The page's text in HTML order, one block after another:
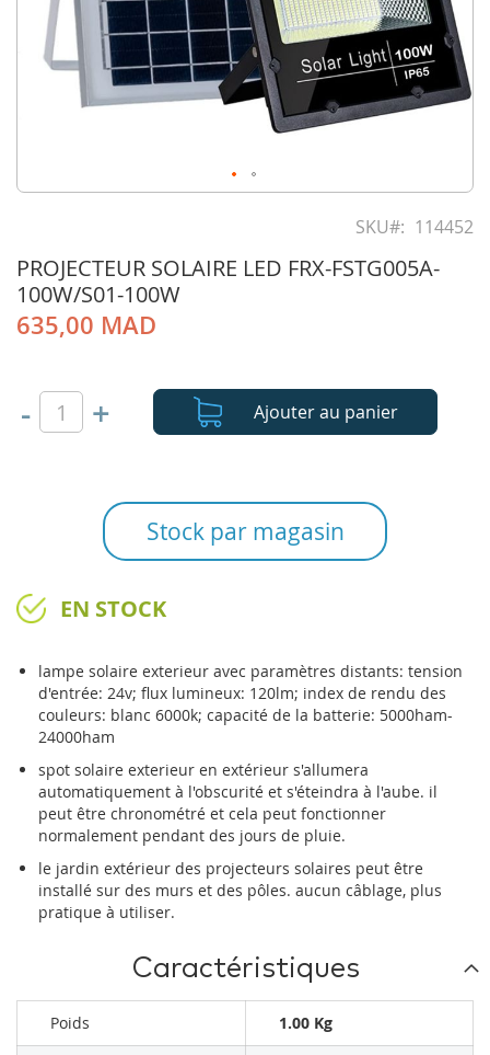
SKU 114452
PROJECTEUR SOLAIRE LED FRX-FSTG005A-
100W/S01-100W
635,00 MAD
- + Ajouter au panier
Stock par magasin
EN STOCK
lampe solaire exterieur avec paramètres distants: tension
d'entrée: 24v; flux lumineux: 120lm; index de rendu des
couleurs: blanc 6000k; capacité de la batterie: 5000ham-
24000ham
spot solaire exterieur en extérieur s'allumera
automatiquement à l'obscurité et s'éteindra à l'aube. il
peut être chronométré et cela peut fonctionner
normalement pendant des jours de pluie.
le jardin extérieur des projecteurs solaires peut être
installé sur des murs et des pôles. aucun câblage, plus
pratique à utiliser.
beginning
of
the
images
Caractéristiques
Poids 1.00 Kg